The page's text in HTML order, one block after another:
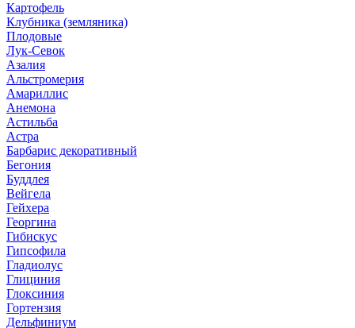
Картофель
Клубника (земляника)
Плодовые
Лук-Севок
Азалия
Альстромерия
Амариллис
Анемона
Астильба
Астра
Барбарис декоративный
Бегония
Буддлея
Вейгела
Гейхера
Георгина
Гибискус
Гипсофила
Гладиолус
Глициния
Глоксиния
Гортензия
Дельфиниум